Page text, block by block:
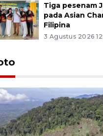
Tiga pesenam
pada Asian
Filipina
3 Agustus 2026